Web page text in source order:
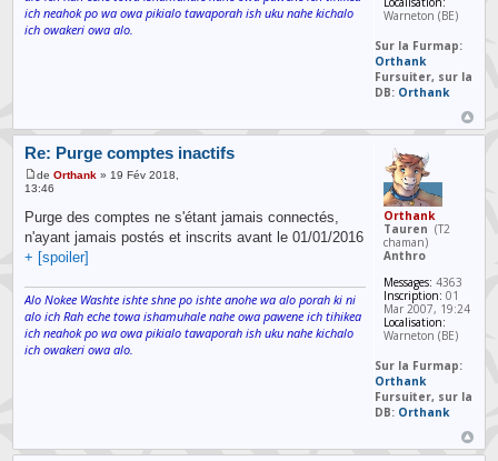
ich neahok po wa owa pikialo tawaporah ish uku nahe kichalo
ich owakeri owa alo.
Warneton (BE)
Sur la Furmap:
Orthank
Fursuiter, sur la
DB: Orthank
Re: Purge comptes inactifs
deOrthank » 19 Fév 2018,
13:46
Purge des comptes ne s'étant jamais connectés,
n'ayant jamais postés et inscrits avant le 01/01/2016
+ [spoiler]
Alo Nokee Washte ishte shne po ishte anohe wa alo porah ki ni
alo ich Rah eche towa ishamuhale nahe owa pawene ich tihikea
ich neahok po wa owa pikialo tawaporah ish uku nahe kichalo
ich owakeri owa alo.
Orthank
Tauren (T2
chaman)
Anthro
Messages: 4363
Inscription: 01
Mar 2007, 19:24
Localisation:
Warneton (BE)
Sur la Furmap:
Orthank
Fursuiter, sur la
DB: Orthank